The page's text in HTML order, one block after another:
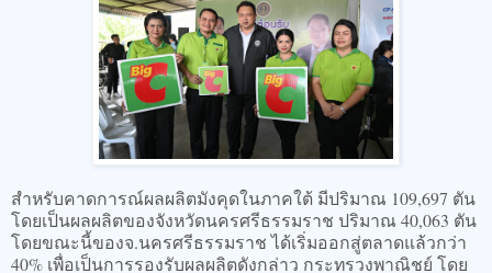
สำหรับคาดการณ์ผลผลิตมังคุดในภาคใต้ มีปริมาณ 109,697 ตัน
โดยเป็นผลผลิตของจังหวัดนครศรีธรรมราช ปริมาณ 40,063 ตัน
โดยขณะนี้ของจ.นครศรีธรรมราช ได้เริ่มออกสู่ตลาดแล้วกว่า
40% เพื่อเป็นการรองรับผลผลิตดังกล่าว กระทรวงพาณิชย์ โดย